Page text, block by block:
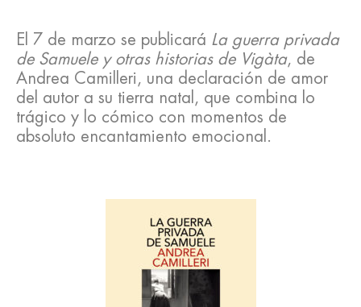
El 7 de marzo se publicará La guerra privada
de Samuele y otras historias de Vigàta, de
Andrea Camilleri, una declaración de amor
del autor a su tierra natal, que combina lo
trágico y lo cómico con momentos de
absoluto encantamiento emocional.